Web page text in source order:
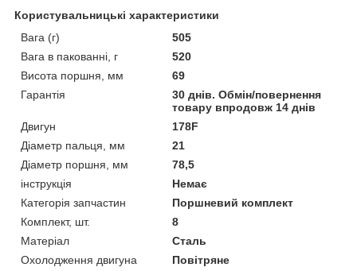
Користувальницькі характеристики
Вага (г)
505
Вага в пакованні, г
520
Висота поршня, мм
69
Гарантія
30 днів. Обмін/повернення
товару впродовж 14 днів
Двигун
178F
Діаметр пальця, мм
21
Діаметр поршня, мм
78,5
інструкція
Немає
Категорія запчастин
Поршневий комплект
Комплект, шт.
8
Матеріал
Сталь
Охолодження двигуна
Повітряне